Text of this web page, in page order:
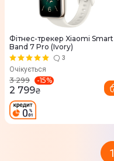
Фітнес-трекер Xiaomi Smart
Band 7 Pro (Ivory)
3
Очікується
3 299 -15%
2 799₴
1